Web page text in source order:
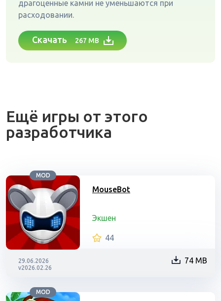
драгоценные камни не уменьшаются при
расходовании.
Скачать 267 MB
Ещё игры от этого
разработчика
MOD
MouseBot
Экшен
44
29.06.2026
v2026.02.26
74 MB
MOD